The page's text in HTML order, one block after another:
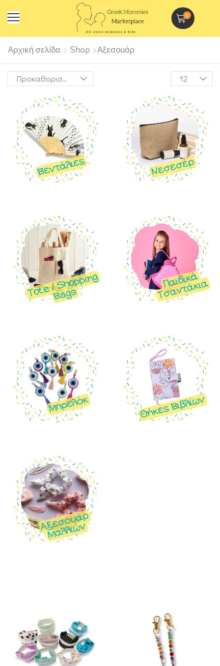
0
Αρχική σελίδα Shop Αξεσουάρ